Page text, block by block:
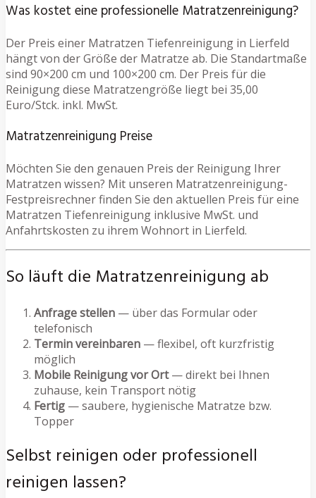
Was kostet eine professionelle Matratzenreinigung?
Der Preis einer Matratzen Tiefenreinigung in Lierfeld
hängt von der Größe der Matratze ab. Die Standartmaße
sind 90×200 cm und 100×200 cm. Der Preis für die
Reinigung diese Matratzengröße liegt bei 35,00
Euro/Stck. inkl. MwSt.
Matratzenreinigung Preise
Möchten Sie den genauen Preis der Reinigung Ihrer
Matratzen wissen? Mit unseren Matratzenreinigung-
Festpreisrechner finden Sie den aktuellen Preis für eine
Matratzen Tiefenreinigung inklusive MwSt. und
Anfahrtskosten zu ihrem Wohnort in Lierfeld.
So läuft die Matratzenreinigung ab
Anfrage stellen — über das Formular oder
telefonisch
Termin vereinbaren — flexibel, oft kurzfristig
möglich
Mobile Reinigung vor Ort— direkt bei Ihnen
zuhause, kein Transport nötig
Fertig — saubere, hygienische Matratze bzw.
Topper
Selbst reinigen oder professionell
reinigen lassen?